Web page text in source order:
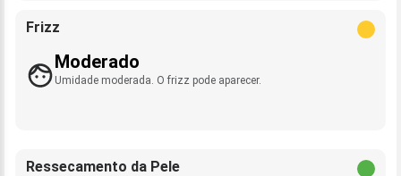
Frizz
Moderado
Umidade moderada. O frizz pode aparecer.
Ressecamento da Pele